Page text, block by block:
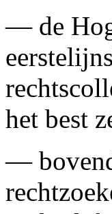
— de
het best
—